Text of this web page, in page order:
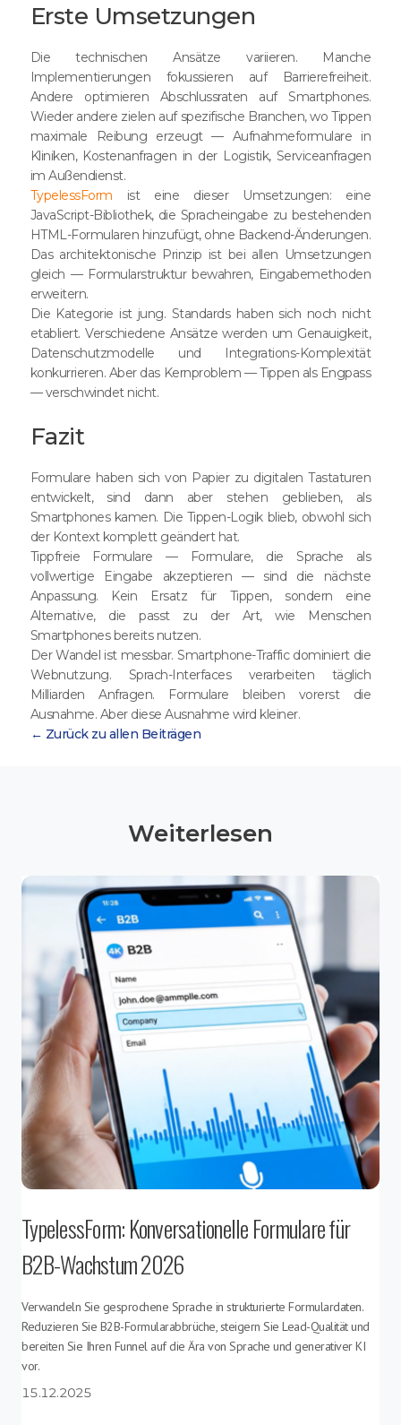
Erste Umsetzungen
Die technischen Ansätze variieren. Manche
Implementierungen fokussieren auf Barrierefreiheit.
Andere optimieren Abschlussraten auf Smartphones.
Wieder andere zielen auf spezifische Branchen, wo Tippen
maximale Reibung erzeugt — Aufnahmeformulare in
Kliniken, Kostenanfragen in der Logistik, Serviceanfragen
im Außendienst.
TypelessForm ist eine dieser Umsetzungen: eine
JavaScript-Bibliothek, die Spracheingabe zu bestehenden
HTML-Formularen hinzufügt, ohne Backend-Änderungen.
Das architektonische Prinzip ist bei allen Umsetzungen
gleich — Formularstruktur bewahren, Eingabemethoden
erweitern.
Die Kategorie ist jung. Standards haben sich noch nicht
etabliert. Verschiedene Ansätze werden um Genauigkeit,
Datenschutzmodelle und Integrations-Komplexität
konkurrieren. Aber das Kernproblem — Tippen als Engpass
— verschwindet nicht.
Fazit
Formulare haben sich von Papier zu digitalen Tastaturen
entwickelt, sind dann aber stehen geblieben, als
Smartphones kamen. Die Tippen-Logik blieb, obwohl sich
der Kontext komplett geändert hat.
Tippfreie Formulare — Formulare, die Sprache als
vollwertige Eingabe akzeptieren — sind die nächste
Anpassung. Kein Ersatz für Tippen, sondern eine
Alternative, die passt zu der Art, wie Menschen
Smartphones bereits nutzen.
Der Wandel ist messbar. Smartphone-Traffic dominiert die
Webnutzung. Sprach-Interfaces verarbeiten täglich
Milliarden Anfragen. Formulare bleiben vorerst die
Ausnahme. Aber diese Ausnahme wird kleiner.
← Zurück zu allen Beiträgen
Weiterlesen
TypelessForm: Konversationelle Formulare für
B2B-Wachstum 2026
Verwandeln Sie gesprochene Sprache in strukturierte Formulardaten.
Reduzieren Sie B2B-Formularabbrüche, steigern Sie Lead-Qualität und
bereiten Sie Ihren Funnel auf die Ära von Sprache und generativer KI
vor.
15.12.2025